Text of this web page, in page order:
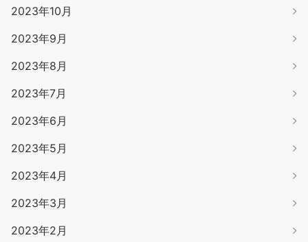
2023年10月
2023年9月
2023年8月
2023年7月
2023年6月
2023年5月
2023年4月
2023年3月
2023年2月